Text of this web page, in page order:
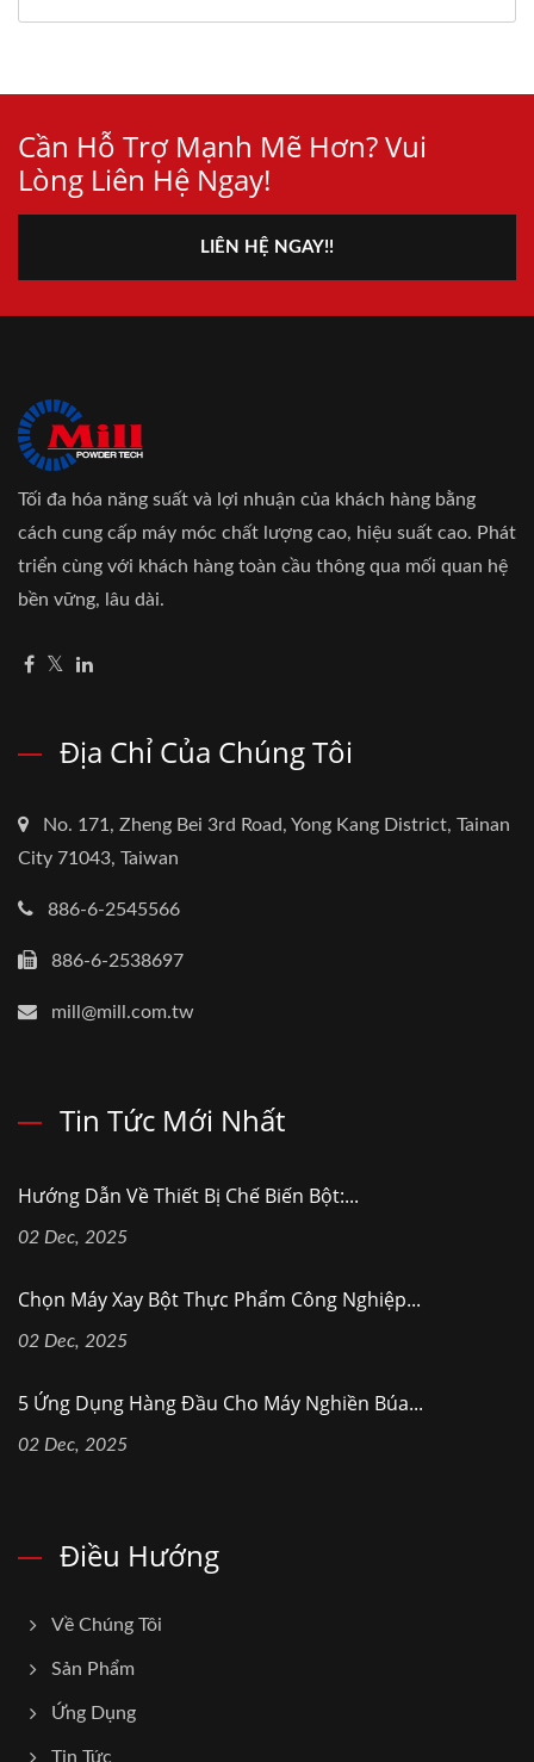
Cần Hỗ Trợ Mạnh Mẽ Hơn? Vui
Lòng Liên Hệ Ngay!
LIÊN HỆ NGAY!!
Tối đa hóa năng suất và lợi nhuận của khách hàng bằng
cách cung cấp máy móc chất lượng cao, hiệu suất cao. Phát
triển cùng với khách hàng toàn cầu thông qua mối quan hệ
bền vững, lâu dài.
Địa Chỉ Của Chúng Tôi
No. 171, Zheng Bei 3rd Road, Yong Kang District, Tainan
City 71043, Taiwan
886-6-2545566
886-6-2538697
mill@mill.com.tw
Tin Tức Mới Nhất
Hướng Dẫn Về Thiết Bị Chế Biến Bột:...
02 Dec, 2025
Chọn Máy Xay Bột Thực Phẩm Công Nghiệp...
02 Dec, 2025
5 Ứng Dụng Hàng Đầu Cho Máy Nghiền Búa...
02 Dec, 2025
Điều Hướng
Về Chúng Tôi
Sản Phẩm
Ứng Dụng
Tin Tức